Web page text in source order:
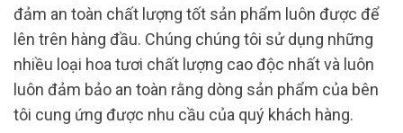
đảm an toàn chất lượng tốt sản phẩm luôn được để
lên trên hàng đầu. Chúng chúng tôi sử dụng những
nhiều loại hoa tươi chất lượng cao độc nhất và luôn
luôn đảm bảo an toàn rằng dòng sản phẩm của bên
tôi cung ứng được nhu cầu của quý khách hàng.